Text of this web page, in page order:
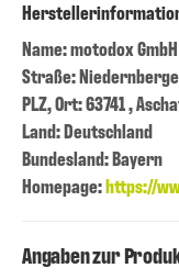
Name: motodox GmbH
Straße:
PLZ, Ort: 63741 ,
Land: Deutschland
Bundesland: Bayern
Homepage:https://
Angaben zur